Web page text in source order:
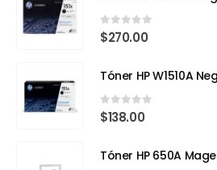
0out of 5
$270.00
0out of 5
$138.00